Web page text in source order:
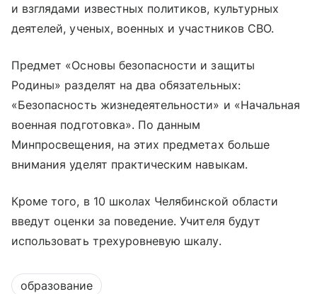
и взглядами известных политиков, культурных
деятелей, ученых, военных и участников СВО.
Предмет «Основы безопасности и защиты
Родины» разделят на два обязательных:
«Безопасность жизнедеятельности» и «Начальная
военная подготовка». По данным
Минпросвещения, на этих предметах больше
внимания уделят практическим навыкам.
Кроме того, в 10 школах Челябинской области
введут оценки за поведение. Учителя будут
использовать трехуровневую шкалу.
образование